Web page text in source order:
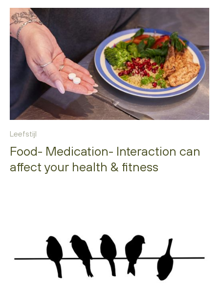
Leefstijl
Food- Medication- Interaction can
affect your health & fitness